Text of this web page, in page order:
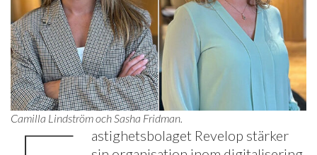
Camilla Lindström och Sasha Fridman.
astighetsbolaget Revelop stärker